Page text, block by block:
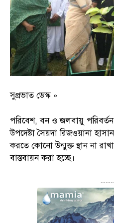
সুপ্রভাত ডেস্ক »
পরিবেশ, বন ও জলবায়ু পরিবর্তন
উপদেষ্টা সৈয়দা রিজওয়ানা
করতে কোনো উন্মুক্ত স্থান না
বাস্তবায়ন করা হচ্ছে।